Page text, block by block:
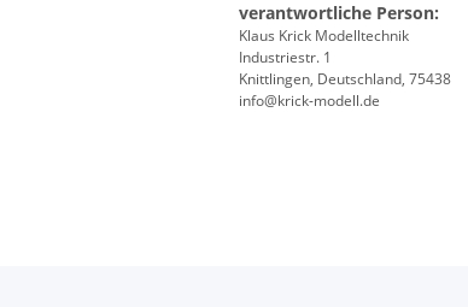
verantwortliche Person:
Klaus Krick Modelltechnik
Industriestr. 1
Knittlingen, Deutschland, 75438
info@krick-modell.de